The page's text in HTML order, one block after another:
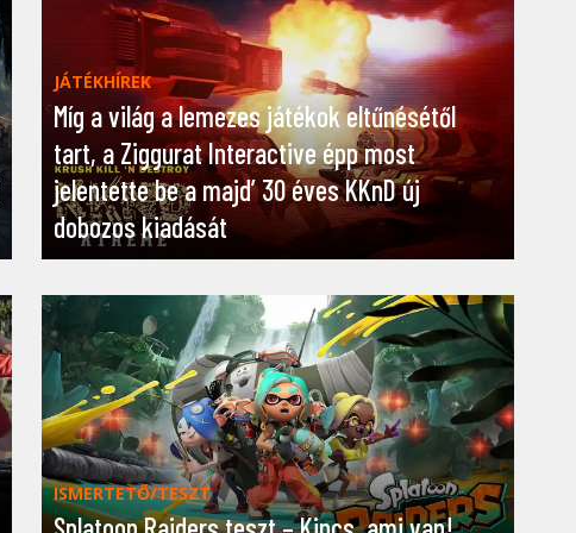
JÁTÉKHÍREK
Míg a világ a lemezes játékok eltűnésétől
tart, a Ziggurat Interactive épp most
jelentette be a majd’ 30 éves KKnD új
dobozos kiadását
ISMERTETŐ/TESZT